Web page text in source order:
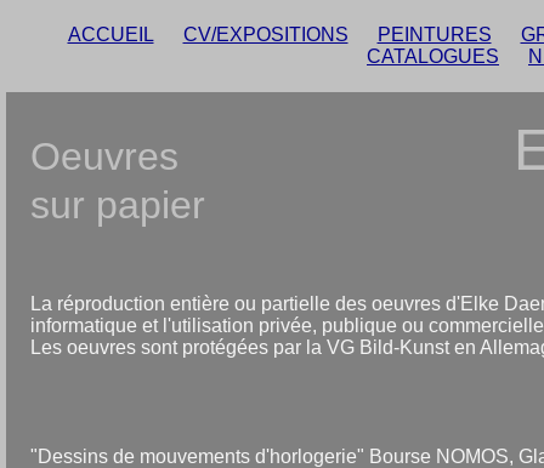
ACCUEIL CV/EXPOSITIONS PEINTURES
CATALOGUES
Oeuvres
sur papier
La réproduction entière ou partielle des oeuvres d'Elke
informatique et l'utilisation privée, publique ou
Les oeuvres sont protégées par la VG Bild-Kunst en
"Dessins de mouvements d'horlogerie" Bourse NOMOS,